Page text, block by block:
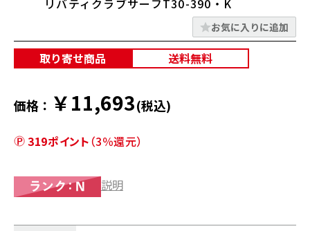
リバティクラブサーフT30-390・K
お気に入りに追加
取り寄せ商品 送料無料
価格： ￥11,693(税込)
319ポイント （3％還元）
説明